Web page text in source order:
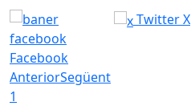
Facebook
Twitter X
AnteriorSegüent
1